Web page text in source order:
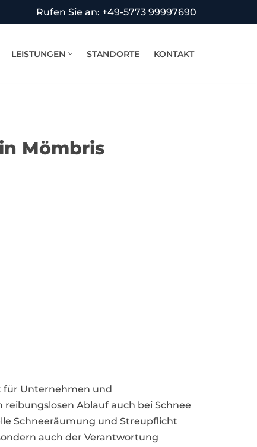
Rufen Sie an: +49-5773 99997690
LEISTUNGEN STANDORTE KONTAKT
Mömbris
für Unternehmen und
Ablauf auch bei Schnee
Schneeräumung und Streupflicht
auch der Verantwortung